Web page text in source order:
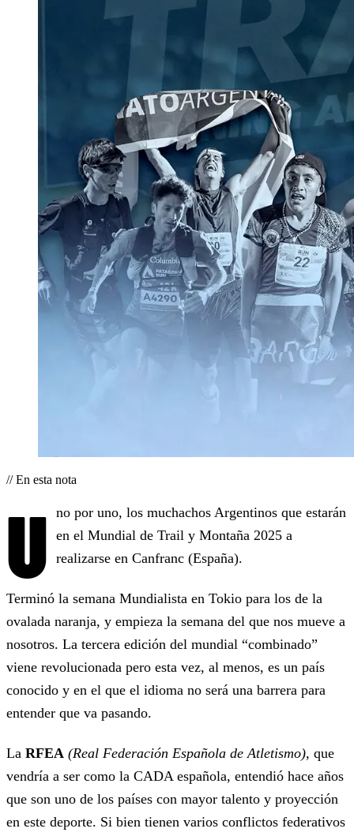
// En esta nota
U
no por uno, los muchachos Argentinos que estarán
en el Mundial de Trail y Montaña 2025 a
realizarse en Canfranc (España).
Terminó la semana Mundialista en Tokio para los de la
ovalada naranja, y empieza la semana del que nos mueve a
nosotros. La tercera edición del mundial “combinado”
viene revolucionada pero esta vez, al menos, es un país
conocido y en el que el idioma no será una barrera para
entender que va pasando.
La RFEA (Real Federación Española de Atletismo), que
vendría a ser como la CADA española, entendió hace años
que son uno de los países con mayor talento y proyección
en este deporte. Si bien tienen varios conflictos federativos